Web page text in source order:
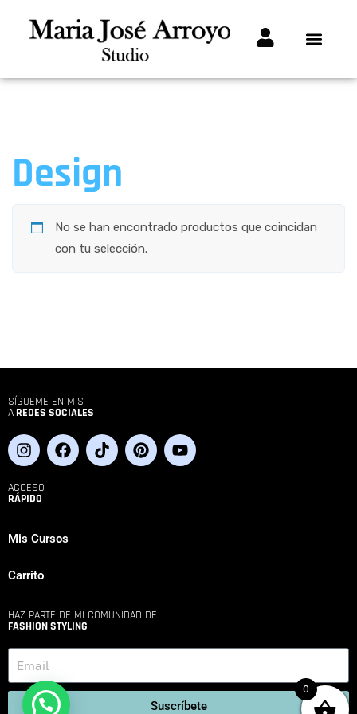
Design
No se han encontrado productos que coincidan
con tu selección.
SÍGUEME EN MIS
AREDES SOCIALES
ACCESO
RÁPIDO
Mis Cursos
Carrito
HAZ PARTE DE MI COMUNIDAD DE
FASHION STYLING
Suscríbete
0